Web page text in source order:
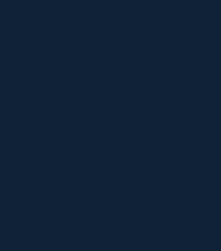
G vân tay điện tử màu